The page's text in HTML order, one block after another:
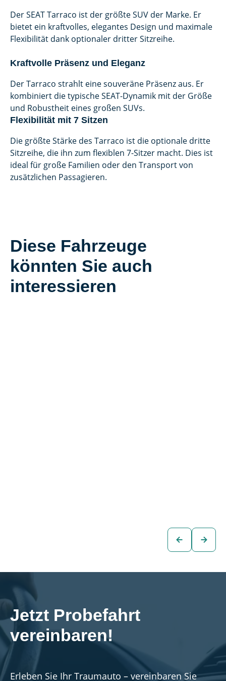
Der SEAT Tarraco ist der größte SUV der Marke. Er
bietet ein kraftvolles, elegantes Design und maximale
Flexibilität dank optionaler dritter Sitzreihe.
Kraftvolle Präsenz und Eleganz
Der Tarraco strahlt eine souveräne Präsenz aus. Er
kombiniert die typische SEAT-Dynamik mit der Größe
und Robustheit eines großen SUVs.
Flexibilität mit 7 Sitzen
Die größte Stärke des Tarraco ist die optionale dritte
Sitzreihe, die ihn zum flexiblen 7-Sitzer macht. Dies ist
ideal für große Familien oder den Transport von
zusätzlichen Passagieren.
Diese Fahrzeuge
könnten Sie auch
interessieren
Fahrzeug
Jetzt Probefahrt
vereinbaren!
Erleben Sie Ihr Traumauto – vereinbaren Sie